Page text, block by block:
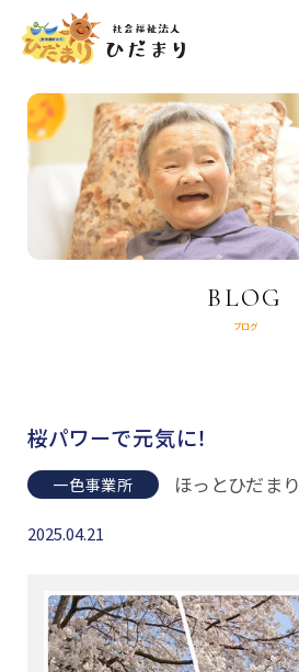
BLOG
ブログ
桜パワーで元気に！
一色事業所 ほっとひだまり
2025.04.21